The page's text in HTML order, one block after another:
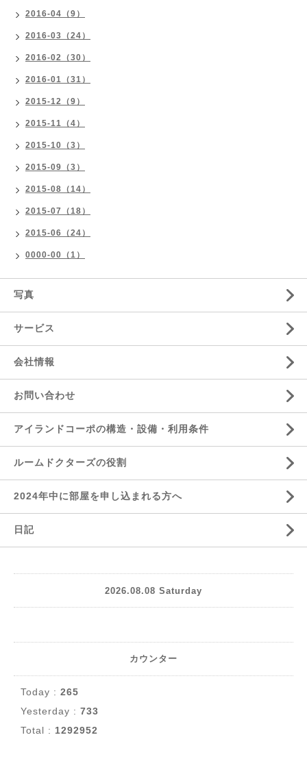
2016-04（9）
2016-03（24）
2016-02（30）
2016-01（31）
2015-12（9）
2015-11（4）
2015-10（3）
2015-09（3）
2015-08（14）
2015-07（18）
2015-06（24）
0000-00（1）
写真
サービス
会社情報
お問い合わせ
アイランドコーポの構造・設備・利用条件
ルームドクターズの役割
2024年中に部屋を申し込まれる方へ
日記
2026.08.08 Saturday
カウンター
Today : 265
Yesterday : 733
Total : 1292952